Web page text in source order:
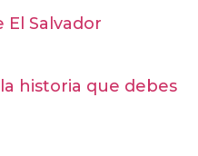
El Salvador
historia que debes